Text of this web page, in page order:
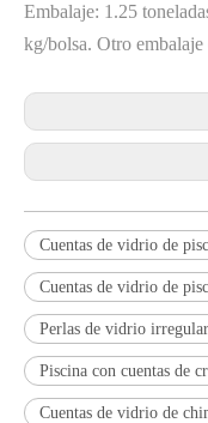
Embalaje: 1.25
kg/bolsa. Otro embalaje
Cuentas de vidrio de
Cuentas de vidrio de
Perlas de vidrio
Piscina con cuentas de
Cuentas de vidrio de